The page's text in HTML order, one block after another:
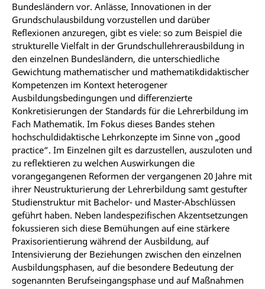
Bundesländern vor. Anlässe, Innovationen in der
Grundschulausbildung vorzustellen und darüber
Reflexionen anzuregen, gibt es viele: so zum Beispiel die
strukturelle Vielfalt in der Grundschullehrerausbildung in
den einzelnen Bundesländern, die unterschiedliche
Gewichtung mathematischer und mathematikdidaktischer
Kompetenzen im Kontext heterogener
Ausbildungsbedingungen und differenzierte
Konkretisierungen der Standards für die Lehrerbildung im
Fach Mathematik. Im Fokus dieses Bandes stehen
hochschuldidaktische Lehrkonzepte im Sinne von „good
practice“. Im Einzelnen gilt es darzustellen, auszuloten und
zu reflektieren zu welchen Auswirkungen die
vorangegangenen Reformen der vergangenen 20 Jahre mit
ihrer Neustrukturierung der Lehrerbildung samt gestufter
Studienstruktur mit Bachelor- und Master-Abschlüssen
geführt haben. Neben landespezifischen Akzentsetzungen
fokussieren sich diese Bemühungen auf eine stärkere
Praxisorientierung während der Ausbildung, auf
Intensivierung der Beziehungen zwischen den einzelnen
Ausbildungsphasen, auf die besondere Bedeutung der
sogenannten Berufseingangsphase und auf Maßnahmen